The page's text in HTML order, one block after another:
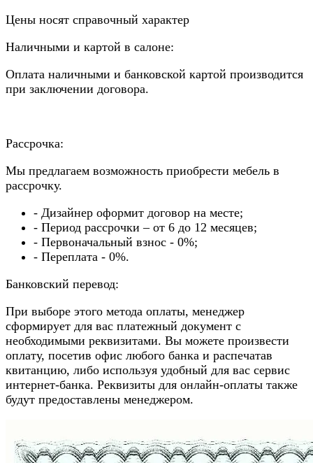
Цены носят справочный характер
Наличными и картой в салоне:
Оплата наличными и банковской картой производится
при заключении договора.
Рассрочка:
Мы предлагаем возможность приобрести мебель в
рассрочку.
- Дизайнер оформит договор на месте;
- Период рассрочки – от 6 до 12 месяцев;
- Первоначальный взнос - 0%;
- Переплата - 0%.
Банковский перевод:
При выборе этого метода оплаты, менеджер
сформирует для вас платежный документ с
необходимыми реквизитами. Вы можете произвести
оплату, посетив офис любого банка и распечатав
квитанцию, либо используя удобный для вас сервис
интернет-банка. Реквизиты для онлайн-оплаты также
будут предоставлены менеджером.